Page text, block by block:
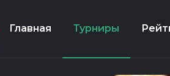
Главная Турниры